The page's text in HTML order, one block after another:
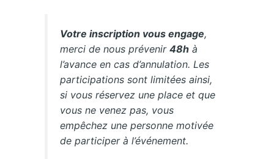
Votre inscription vous engage,
merci de nous prévenir48h à
l’avance en cas d’annulation. Les
participations sont limitées ainsi,
si vous réservez une place et que
vous ne venez pas, vous
empêchez une personne motivée
de participer à l’événement.